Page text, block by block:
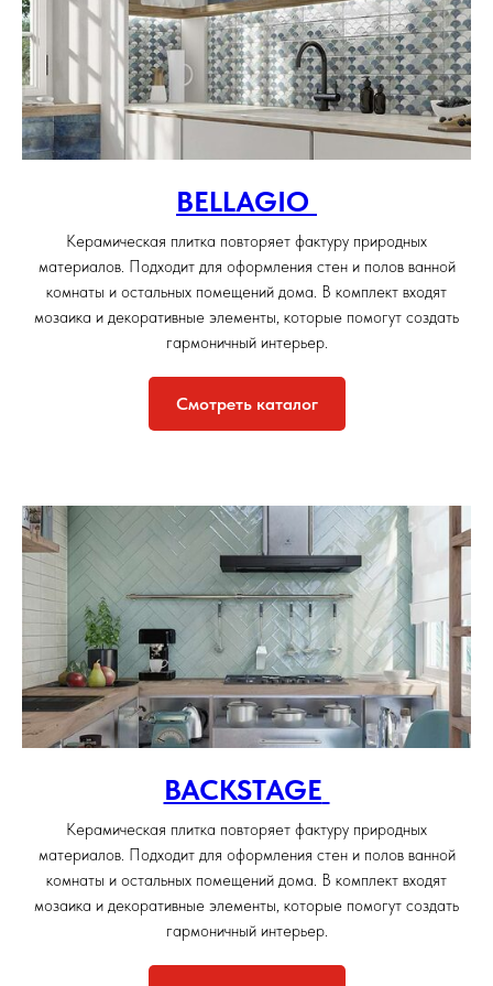
BELLAGIO
Керамическая плитка повторяет фактуру природных
материалов. Подходит для оформления стен и полов ванной
комнаты и остальных помещений дома. В комплект входят
мозаика и декоративные элементы, которые помогут создать
гармоничный интерьер.
Смотреть каталог
BACKSTAGE
Керамическая плитка повторяет фактуру природных
материалов. Подходит для оформления стен и полов ванной
комнаты и остальных помещений дома. В комплект входят
мозаика и декоративные элементы, которые помогут создать
гармоничный интерьер.